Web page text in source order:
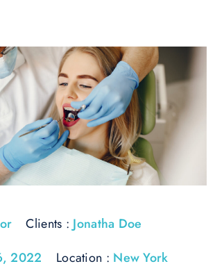
Clients : Jonatha Doe
2022 Location : New York